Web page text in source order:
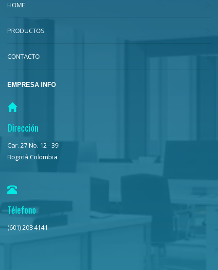
HOME
PRODUCTOS
CONTACTO
EMPRESA INFO
Dirección
Car. 27 No. 12 - 39
Bogotá Colombia
Télefono
(601) 208 4141